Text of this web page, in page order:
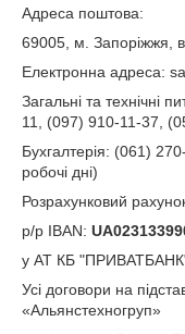
Адреса поштова:
69005, м. Запоріжжя,
Електронна адреса:
Загальні та технічні
11, (097) 910-11-37,
Бухгалтерія: (061)
робочі дні)
Розрахунковий
р/р IBAN:
у АТ КБ
Усі договори на
«Альянстехногруп»